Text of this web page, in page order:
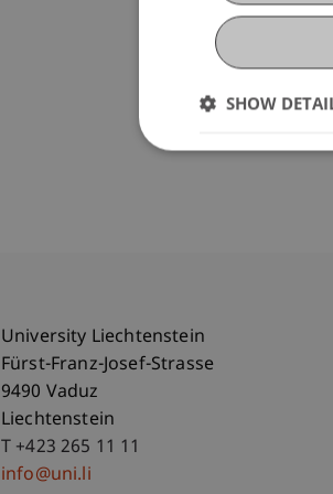
University Liechtenstein
Fürst-Franz-Josef-Strasse
9490 Vaduz
Liechtenstein
T +423 265 11 11
info@uni.li
SHOW